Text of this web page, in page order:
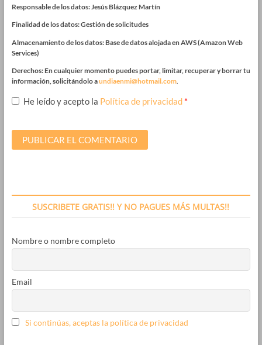
Responsable de los datos: Jesús Blázquez Martín
Finalidad de los datos: Gestión de solicitudes
Almacenamiento de los datos: Base de datos alojada en AWS (Amazon Web
Services)
Derechos: En cualquier momento puedes portar, limitar, recuperar y borrar tu
información, solicitándolo aundiaenmi@hotmail.com.
He leído y acepto la Política de privacidad *
SUSCRIBETE GRATIS!! Y NO PAGUES MÁS MULTAS!!
Nombre o nombre completo
Email
Si continúas, aceptas la política de privacidad